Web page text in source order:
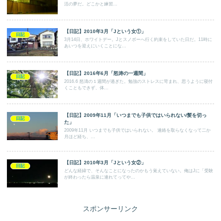
活の夢だ。どこかと練習...
日記
【日記】2010年3月「Jという女①」
3月14日、ホワイトデー。Jとスノボーへ行く約束をしていた日だ。11時に
あいつを迎えにいくことにな...
日記
【日記】2016年6月「怒涛の一週間」
2016.6 怒濤の１週間が過ぎた。勉強のストレスに苛まれ、思うように寝付
くこともできず、体...
日記
【日記】2009年11月「いつまでも子供ではいられない/髪を切っ
た」
2009年11月 いつまでも子供ではいられない。 連絡を取らなくなって二か
月ほど経ち、...
日記
【日記】2010年3月「Jという女②」
どんな経緯で、そんなことになったのかもう覚えていない。俺はJに「受験
が終わったら温泉に連れてってや...
スポンサーリンク